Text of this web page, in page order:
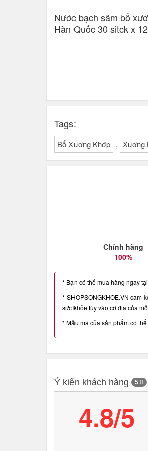
Nước bạch sâm bổ
Hàn Quốc 30 sitck x
Tags:
Bổ Xương Khớp , Xương
Chính hãng
100%
* Bạn có thể mua hàng ngay
* SHOPSONGKHOE.VN cam
sức khỏe tùy vào cơ địa của
* Mẫu mã của sản phẩm có
Ý kiến khách hàng 5
4.8/5